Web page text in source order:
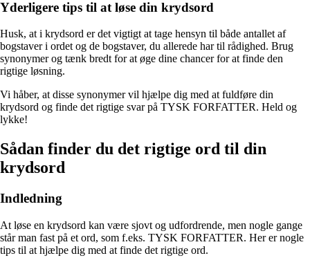
Yderligere tips til at løse din krydsord
Husk, at i krydsord er det vigtigt at tage hensyn til både antallet af
bogstaver i ordet og de bogstaver, du allerede har til rådighed. Brug
synonymer og tænk bredt for at øge dine chancer for at finde den
rigtige løsning.
Vi håber, at disse synonymer vil hjælpe dig med at fuldføre din
krydsord og finde det rigtige svar på TYSK FORFATTER. Held og
lykke!
Sådan finder du det rigtige ord til din
krydsord
Indledning
At løse en krydsord kan være sjovt og udfordrende, men nogle gange
står man fast på et ord, som f.eks. TYSK FORFATTER. Her er nogle
tips til at hjælpe dig med at finde det rigtige ord.